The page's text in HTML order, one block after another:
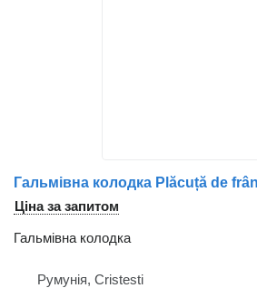
Ціна за запитом
Гальмівна колодка
Румунія, Cristesti